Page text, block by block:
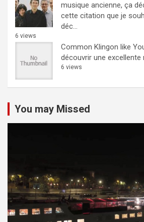
musique ancienne, ça
cette citation que je
déc...
6 views
Common Klingon like
découvrir une excellente
6 views
You may Missed